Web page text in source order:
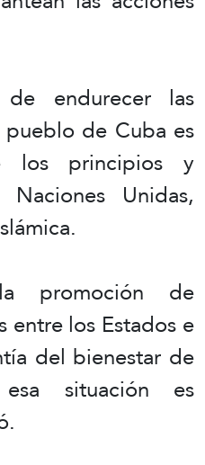
endurecer las
de Cuba es
los principios y
Unidas,
promoción de
entre los Estados e
del bienestar de
situación es